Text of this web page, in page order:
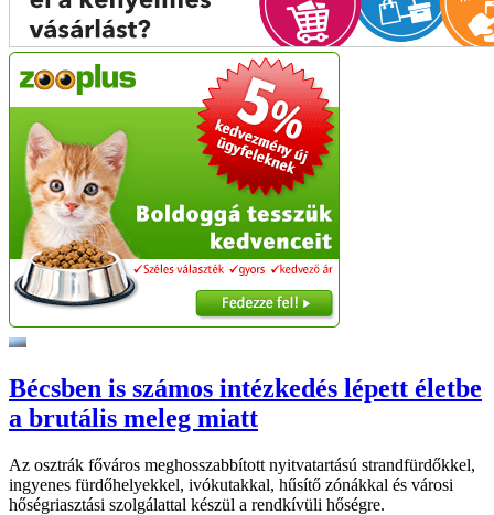
Bécsben is számos intézkedés lépett életbe
a brutális meleg miatt
Az osztrák főváros meghosszabbított nyitvatartású strandfürdőkkel,
ingyenes fürdőhelyekkel, ivókutakkal, hűsítő zónákkal és városi
hőségriasztási szolgálattal készül a rendkívüli hőségre.